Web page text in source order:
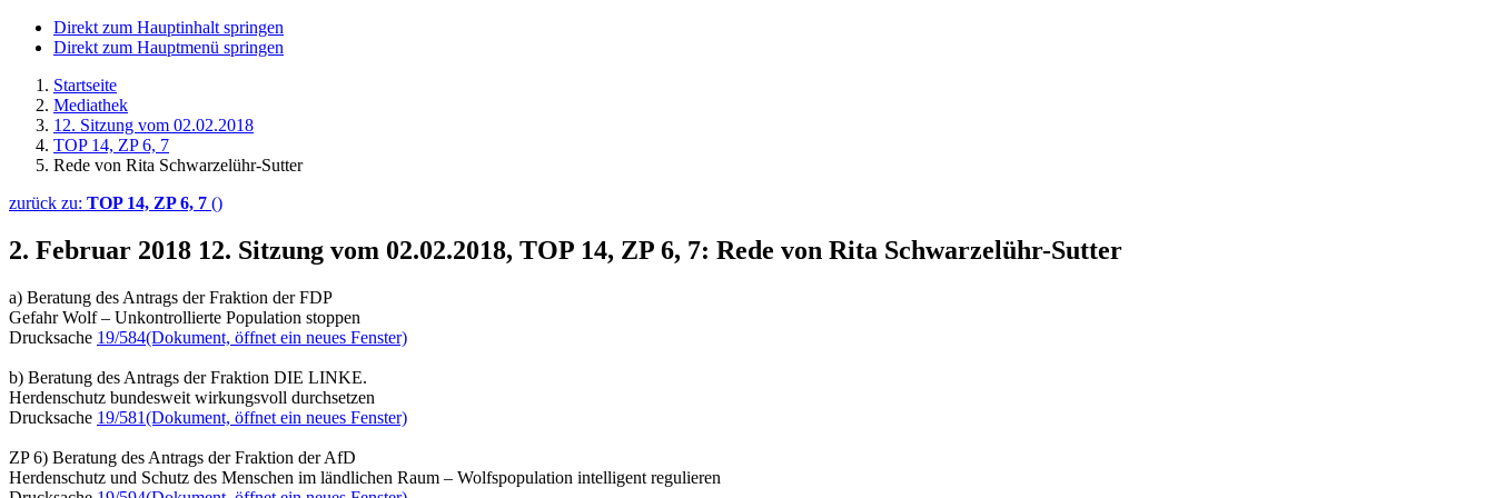
Direkt zum Hauptinhalt springen
Direkt zum Hauptmenü springen
Startseite
Mediathek
12. Sitzung vom 02.02.2018
TOP 14, ZP 6, 7
Rede von Rita Schwarzelühr-Sutter
zurück zu: TOP 14, ZP 6, 7 ()
2. Februar 2018 12. Sitzung vom 02.02.2018, TOP 14, ZP 6, 7: Rede von Rita Schwarzelühr-Sutter
a) Beratung des Antrags der Fraktion der FDP
Gefahr Wolf – Unkontrollierte Population stoppen
Drucksache 19/584(Dokument, öffnet ein neues Fenster)
b) Beratung des Antrags der Fraktion DIE LINKE.
Herdenschutz bundesweit wirkungsvoll durchsetzen
Drucksache 19/581(Dokument, öffnet ein neues Fenster)
ZP 6) Beratung des Antrags der Fraktion der AfD
Herdenschutz und Schutz des Menschen im ländlichen Raum – Wolfspopulation intelligent regulieren